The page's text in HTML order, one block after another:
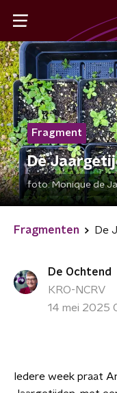
Fragment
De
foto: Monique de
Fragmenten De
De Ochtend
KRO-NCRV
14 mei 2025
Iedere week praat